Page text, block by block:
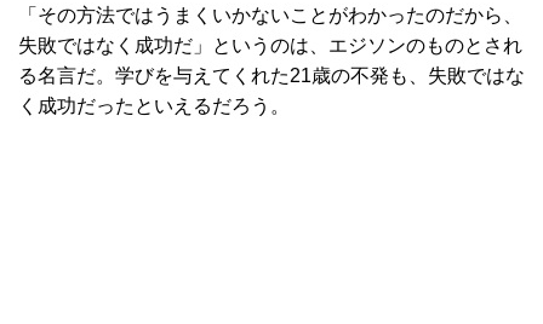
「その方法ではうまくいかないことがわかったのだから、
失敗ではなく成功だ」というのは、エジソンのものとされ
る名言だ。学びを与えてくれた21歳の不発も、失敗ではな
く成功だったといえるだろう。